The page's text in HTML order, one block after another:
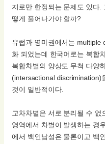
지로만 한정되는 문제도 있다.
떻게 풀어나가야 할까?
유럽과 영미권에서는 multiple
화 되었는데 한국어로는 복합
복합차별의 양상도 무척 다양
(intersactional discrimination)
것이 일반적이다.
교차차별은 서로 분리될 수 없
영역에서 차별이 발생하는 경
에서 백인남성은 물론이고 백